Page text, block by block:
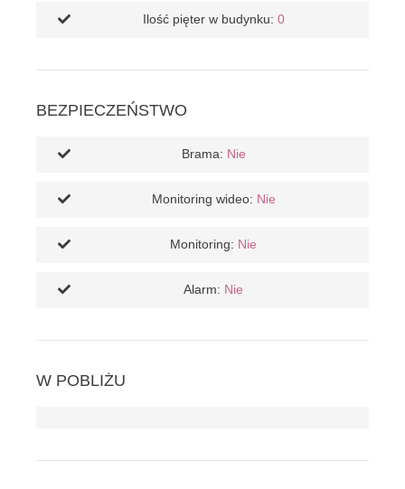
Ilość pięter w budynku: 0
BEZPIECZEŃSTWO
Brama: Nie
Monitoring wideo: Nie
Monitoring: Nie
Alarm: Nie
W POBLIŻU